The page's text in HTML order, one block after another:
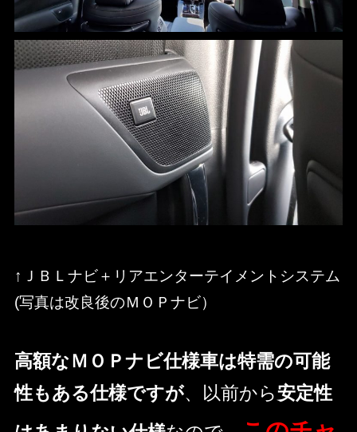
↑ＪＢＬナビ＋リアエンターテイメントシステム
(写真は改良後のＭＯＰナビ）
高額なＭＯＰナビ仕様車は特需の可能
性もある仕様ですが、以前から安定性